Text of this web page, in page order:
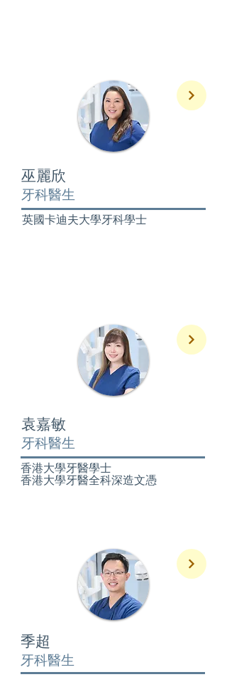
巫麗欣
牙科醫生
英國卡迪夫大學牙科學士
袁嘉敏
牙科醫生
香港大學牙醫學士
香港大學牙醫全科深造文憑
季超
牙科醫生